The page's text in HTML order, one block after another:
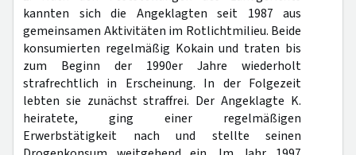
kannten sich die Angeklagten seit 1987 aus
gemeinsamen Aktivitäten im Rotlichtmilieu. Beide
konsumierten regelmäßig Kokain und traten bis
zum Beginn der 1990er Jahre wiederholt
strafrechtlich in Erscheinung. In der Folgezeit
lebten sie zunächst straffrei. Der Angeklagte K.
heiratete, ging einer regelmäßigen
Erwerbstätigkeit nach und stellte seinen